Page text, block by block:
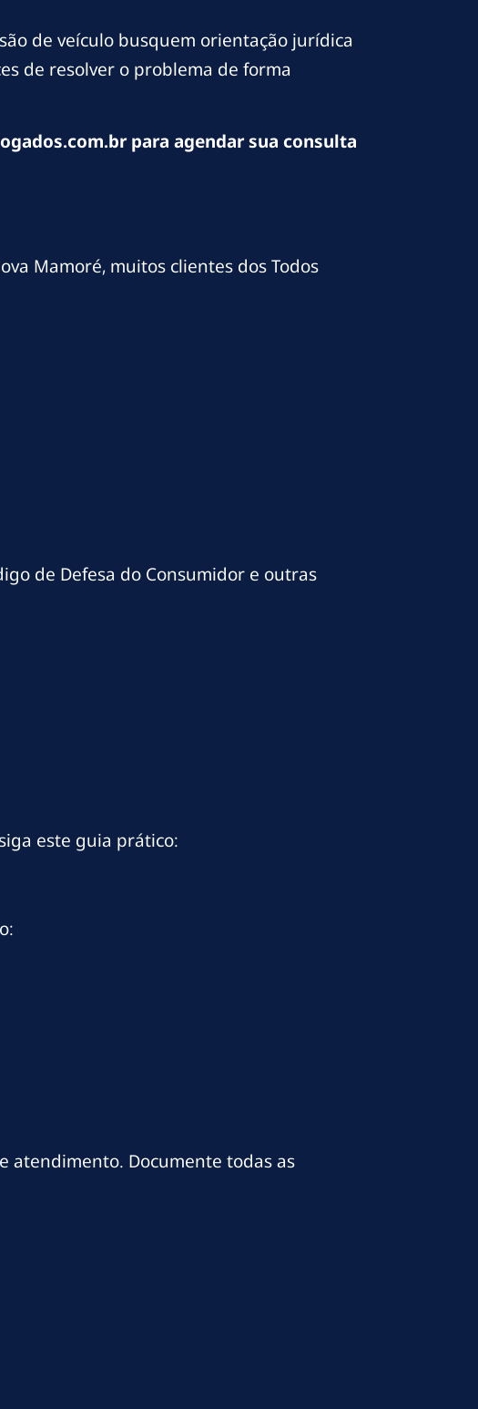
de veículo busquem orientação jurídica
de resolver o problema de forma
para agendar sua consulta
Mamoré, muitos clientes dos Todos
de Defesa do Consumidor e outras
este guia prático:
atendimento. Documente todas as